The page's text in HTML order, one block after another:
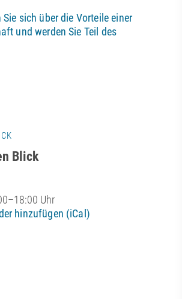
sich über die Vorteile einer
und werden Sie Teil des
Blick
Uhr
hinzufügen (iCal)